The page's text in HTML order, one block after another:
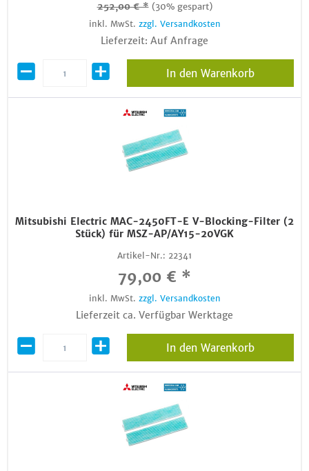
252,00 € * (30% gespart)
inkl. MwSt. zzgl. Versandkosten
Lieferzeit: Auf Anfrage
In den Warenkorb
Mitsubishi Electric MAC-2450FT-E V-Blocking-Filter (2
Stück) für MSZ-AP/AY15-20VGK
Artikel-Nr.: 22341
79,00 € *
inkl. MwSt. zzgl. Versandkosten
Lieferzeit ca. Verfügbar Werktage
In den Warenkorb